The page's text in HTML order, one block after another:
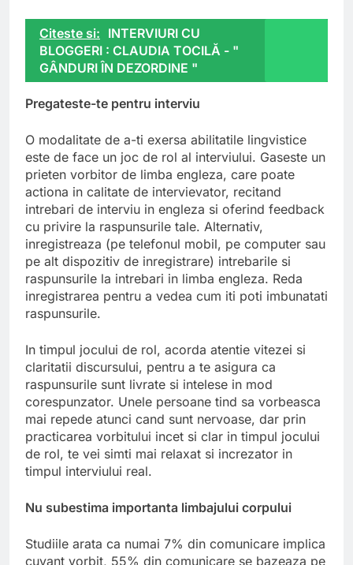
Citeste si: INTERVIURI CU
BLOGGERI : CLAUDIA TOCILĂ - "
GÂNDURI ÎN DEZORDINE "
Pregateste-te pentru interviu
O modalitate de a-ti exersa abilitatile lingvistice
este de face un joc de rol al interviului. Gaseste un
prieten vorbitor de limba engleza, care poate
actiona in calitate de intervievator, recitand
intrebari de interviu in engleza si oferind feedback
cu privire la raspunsurile tale. Alternativ,
inregistreaza (pe telefonul mobil, pe computer sau
pe alt dispozitiv de inregistrare) intrebarile si
raspunsurile la intrebari in limba engleza. Reda
inregistrarea pentru a vedea cum iti poti imbunatati
raspunsurile.
In timpul jocului de rol, acorda atentie vitezei si
claritatii discursului, pentru a te asigura ca
raspunsurile sunt livrate si intelese in mod
corespunzator. Unele persoane tind sa vorbeasca
mai repede atunci cand sunt nervoase, dar prin
practicarea vorbitului incet si clar in timpul jocului
de rol, te vei simti mai relaxat si increzator in
timpul interviului real.
Nu subestima importanta limbajului corpului
Studiile arata ca numai 7% din comunicare implica
cuvant vorbit, 55% din comunicare se bazeaza pe